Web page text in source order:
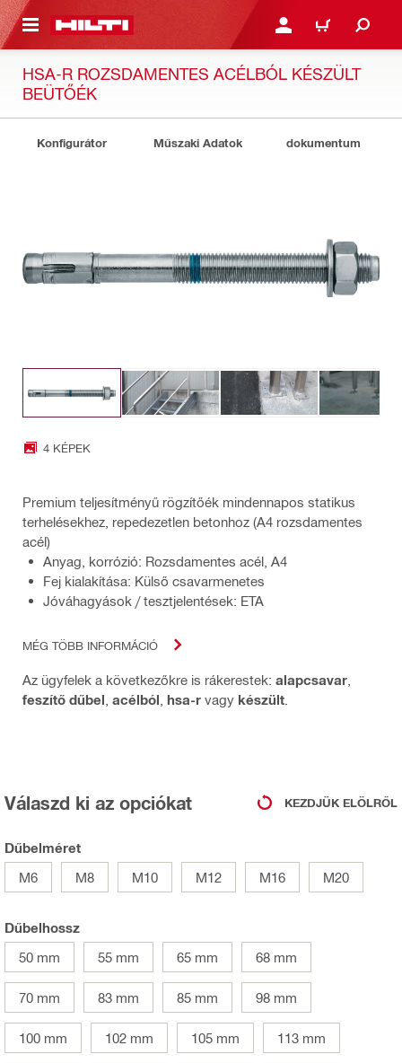
TARTALOMRA BEJELENTKEZÉS VAGY
KOSÁR
HSA-R ROZSDAMENTES ACÉLBÓL KÉSZÜLT
BEÜTŐÉK
Konfigurátor Műszaki Adatok dokumentum
4 KÉPEK
Premium teljesítményű rögzítőék mindennapos statikus
terhelésekhez, repedezetlen betonhoz (A4 rozsdamentes
acél)
Anyag, korrózió: Rozsdamentes acél, A4
Fej kialakítása: Külső csavarmenetes
Jóváhagyások / tesztjelentések: ETA
MÉG TÖBB INFORMÁCIÓ
Az ügyfelek a következőkre is rákerestek: alapcsavar
feszítő dűbel acélból hsa-r vagy készült
Válaszd ki az opciókat KEZDJÜK ELÖLRŐL
Dűbelméret
M6
M8 M10 M12 M16 M20
Dűbelhossz
50 mm
55 mm 65 mm 68 mm
70 mm 83 mm 85 mm 98 mm
100 mm 102 mm 105 mm 113 mm